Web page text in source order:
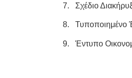
7. Σχέδιο
8.
9. Έντυπο